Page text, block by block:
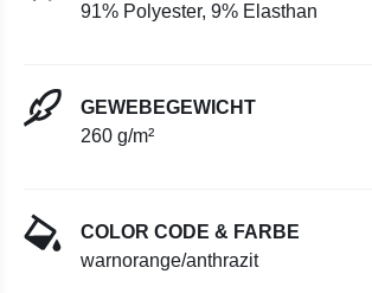
91% Polyester, 9% Elasthan
GEWEBEGEWICHT
260 g/m²
COLOR CODE & FARBE
warnorange/anthrazit